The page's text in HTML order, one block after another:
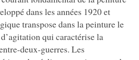
dans les années 1920 et
transpose dans la peinture le
qui caractérise la
deux-guerres. Les